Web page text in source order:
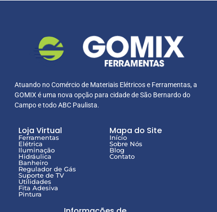
Atuando no Comércio de Materiais Elétricos e Ferramentas, a
GOMIX é uma nova opção para cidade de São Bernardo do
Campo e todo ABC Paulista.
Loja Virtual
Ferramentas
Elétrica
Iluminação
Hidráulica
Banheiro
Regulador de Gás
Suporte de TV
Utilidades
Fita Adesiva
Pintura
Mapa do Site
Início
Sobre Nós
Blog
Contato